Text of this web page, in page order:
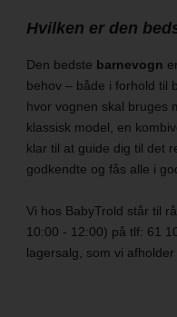
Hvilken er den
Den bedste barnevogn
behov – både i forhold til
hvor vognen skal bruges
klassisk model, en
klar til at guide dig til det
godkendte og fås alle i
Vi hos BabyTrold står til
10:00 - 12:00) på tlf: 61
lagersalg, som vi